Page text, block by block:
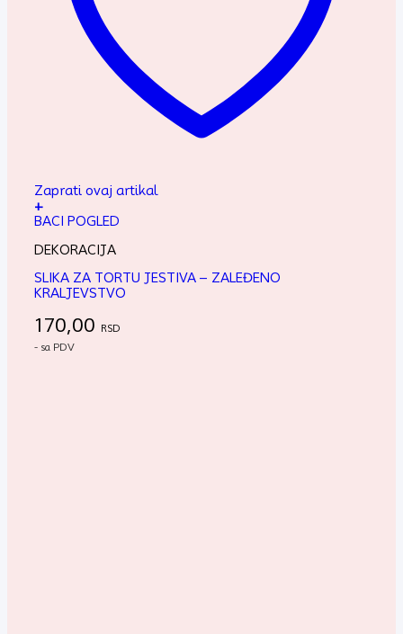
Zaprati ovaj artikal
+
BACI POGLED
DEKORACIJA
SLIKA ZA TORTU JESTIVA – ZALEĐENO
KRALJEVSTVO
170,00 RSD
- sa PDV